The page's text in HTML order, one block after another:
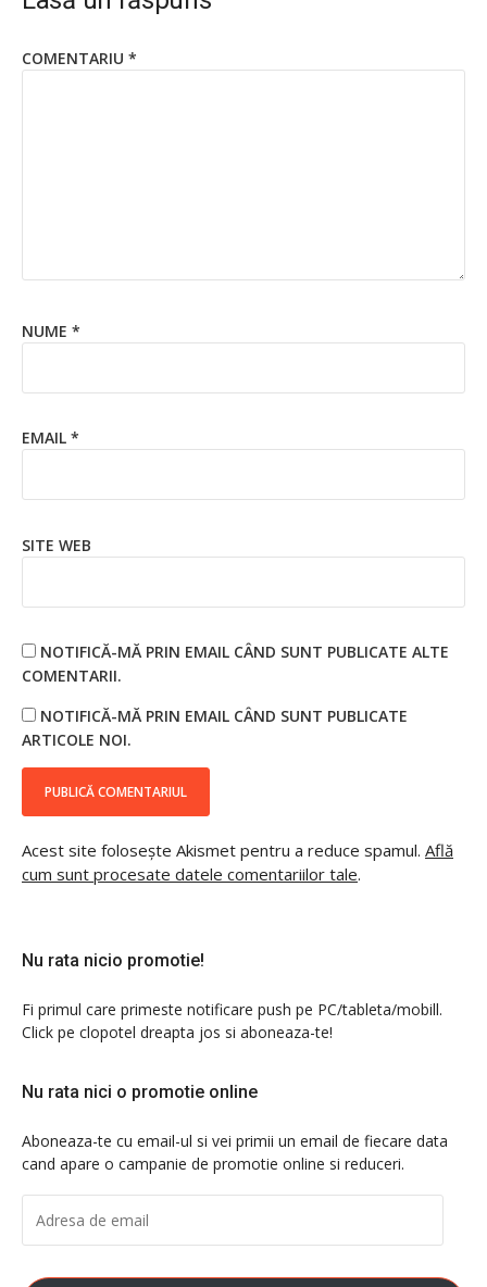
COMENTARIU *
NUME *
EMAIL *
SITE WEB
NOTIFICĂ-MĂ PRIN EMAIL CÂND SUNT PUBLICATE ALTE
COMENTARII.
NOTIFICĂ-MĂ PRIN EMAIL CÂND SUNT PUBLICATE
ARTICOLE NOI.
Acest site folosește Akismet pentru a reduce spamul. Află
cum sunt procesate datele comentariilor tale.
Nu rata nicio promotie!
Fi primul care primeste notificare push pe PC/tableta/mobill.
Click pe clopotel dreapta jos si aboneaza-te!
Nu rata nici o promotie online
Aboneaza-te cu email-ul si vei primii un email de fiecare data
cand apare o campanie de promotie online si reduceri.
DE
EMAIL